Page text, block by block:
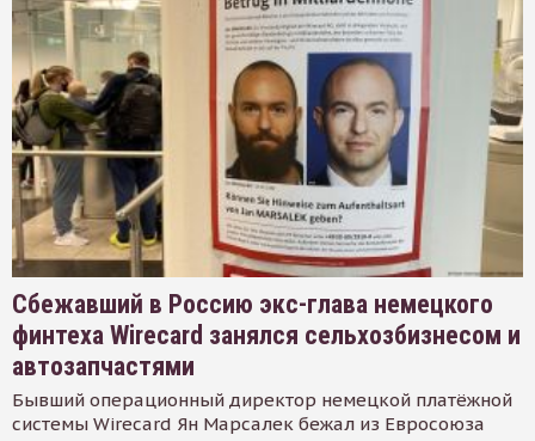
Сбежавший в Россию экс-глава немецкого
финтеха Wirecard занялся сельхозбизнесом и
автозапчастями
Бывший операционный директор немецкой платёжной
системы Wirecard Ян Марсалек бежал из Евросоюза